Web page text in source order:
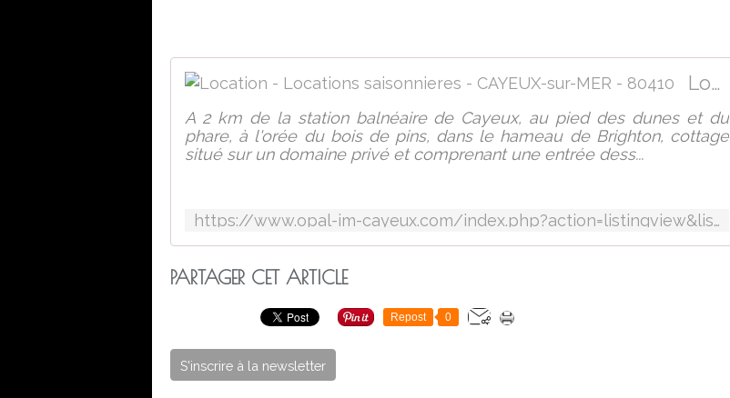
Location - Locations saisonnieres - CAYEUX-sur-MER - 80410
A 2 km de la station balnéaire de Cayeux, au pied des dunes et du
phare, à l'orée du bois de pins, dans le hameau de Brighton, cottage
situé sur un domaine privé et comprenant une entrée dess...
https://www.opal-im-cayeux.com/index.php?action=listingview&listingID=512
PARTAGER CET ARTICLE
Repost 0
S'inscrire à la newsletter